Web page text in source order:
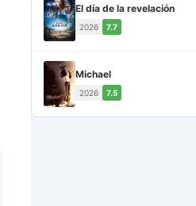
El día de la revelación
2026 7.7
Michael
2026 7.5